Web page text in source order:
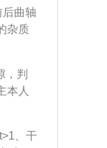
引起
草酸
剂
辆启
烧
三元
况就
同的
练
实
方
曲轴
杂质
效果
、
缸体
中，
使用
油现
，判
本人
或4s
磨
、干